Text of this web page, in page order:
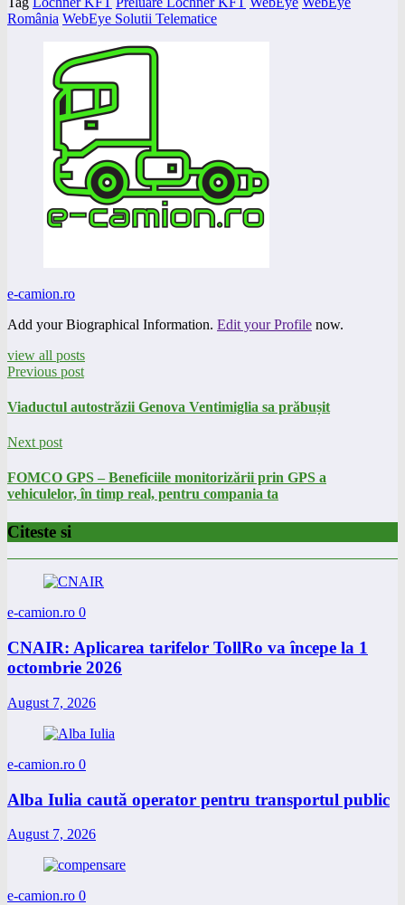
România WebEye Solutii Telematice
e-camion.ro
Add your Biographical Information. Edit your Profile now.
view all posts
Previous post
Viaductul autostrăzii Genova Ventimiglia sa prăbușit
Next post
FOMCO GPS – Beneficiile monitorizării prin GPS a
vehiculelor, în timp real, pentru compania ta
Citeste si
e-camion.ro 0
CNAIR: Aplicarea tarifelor TollRo va începe la 1
octombrie 2026
August 7, 2026
e-camion.ro 0
Alba Iulia caută operator pentru transportul public
August 7, 2026
e-camion.ro 0